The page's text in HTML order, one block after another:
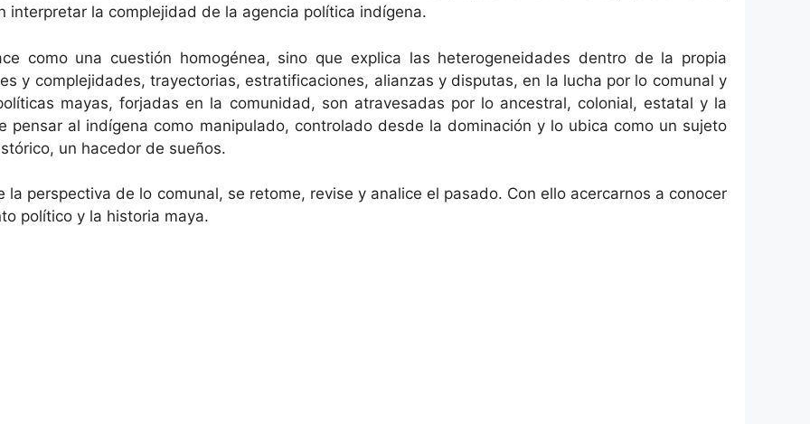
interpretar la complejidad de la agencia política indígena.
como una cuestión homogénea, sino que explica las heterogeneidades dentro de la propia
y complejidades, trayectorias, estratificaciones, alianzas y disputas, en la lucha por lo comunal y
mayas, forjadas en la comunidad, son atravesadas por lo ancestral, colonial, estatal y la
pensar al indígena como manipulado, controlado desde la dominación y lo ubica como un sujeto
un hacedor de sueños.
perspectiva de lo comunal, se retome, revise y analice el pasado. Con ello acercarnos a conocer
político y la historia maya.